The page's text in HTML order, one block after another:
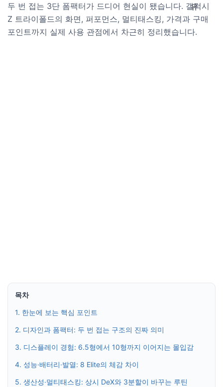
두 번 접는 3단 폼팩터가 드디어 현실이 됐습니다. 갤럭시
Z 트라이폴드의 화면, 퍼포먼스, 멀티태스킹, 가격과 구매
포인트까지 실제 사용 관점에서 차근히 정리했습니다.
목차
1. 한눈에 보는 핵심 포인트
2. 디자인과 폼팩터: 두 번 접는 구조의 진짜 의미
3. 디스플레이 경험: 6.5형에서 10형까지 이어지는 몰입감
4. 성능·배터리·발열: 8 Elite의 체감 차이
5. 생산성·멀티태스킹: 상시 DeX와 3분할이 바꾸는 루틴